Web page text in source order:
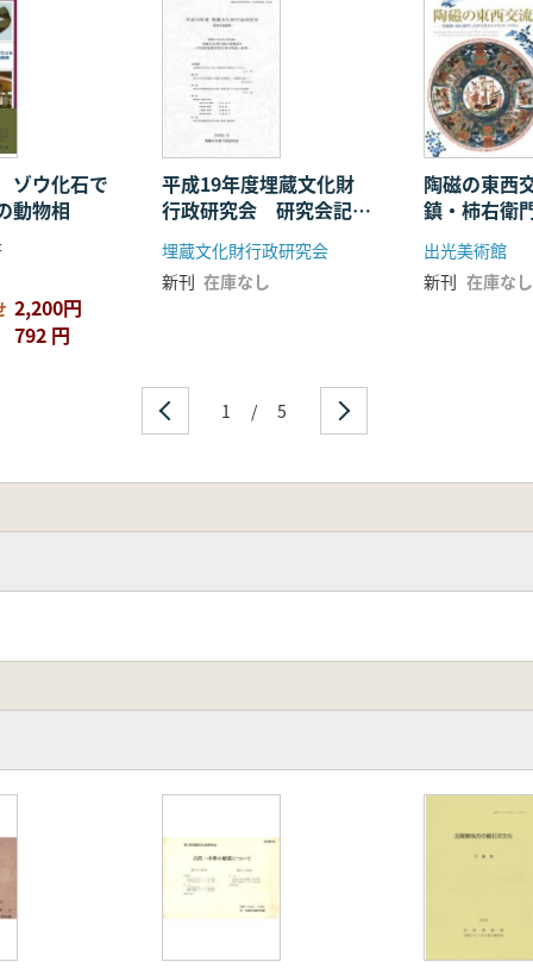
ウ化石で
動物相
2,200円
792 円
平成19年度埋蔵文化財
行政研究会 研究会記録
集 埋蔵文化財行政の再
検証2 都県の文化財保
護法第92条の取扱い基
埋蔵文化財行政研究会
新刊 在庫なし
陶磁の東
鎮・柿右衛
からデルフ
出光美術館
新刊 在庫なし
1 / 5